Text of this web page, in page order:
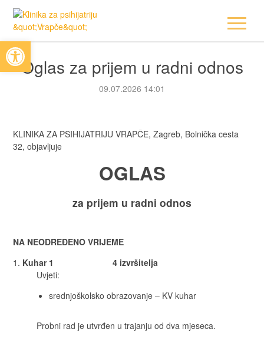
Open toolbar
Oglas za prijem u radni odnos
09.07.2026 14:01
KLINIKA ZA PSIHIJATRIJU VRAPČE, Zagreb, Bolnička cesta
32, objavljuje
OGLAS
za prijem u radni odnos
NA NEODREĐENO VRIJEME
Kuhar 1 4 izvršitelja
Uvjeti:
srednjoškolsko obrazovanje – KV kuhar
Probni rad je utvrđen u trajanju od dva mjeseca.